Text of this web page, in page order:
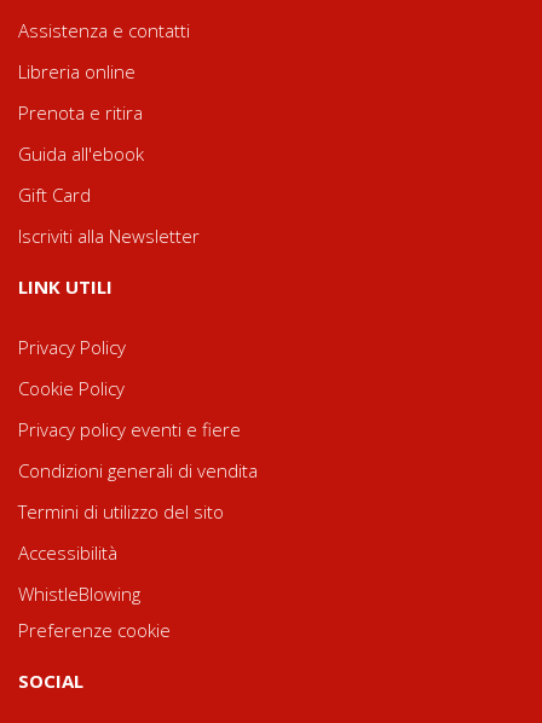
Assistenza e contatti
Libreria online
Prenota e ritira
Guida all'ebook
Gift Card
Iscriviti alla Newsletter
LINK UTILI
Privacy Policy
Cookie Policy
Privacy policy eventi e fiere
Condizioni generali di vendita
Termini di utilizzo del sito
Accessibilità
WhistleBlowing
Preferenze cookie
SOCIAL